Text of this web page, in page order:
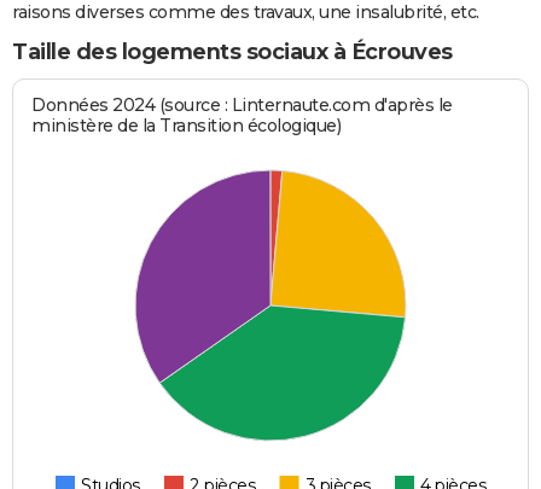
raisons diverses comme des travaux, une insalubrité, etc.
Taille des logements sociaux à Écrouves
Données 2024 (source : Linternaute.com d'après le
ministère de la Transition écologique)